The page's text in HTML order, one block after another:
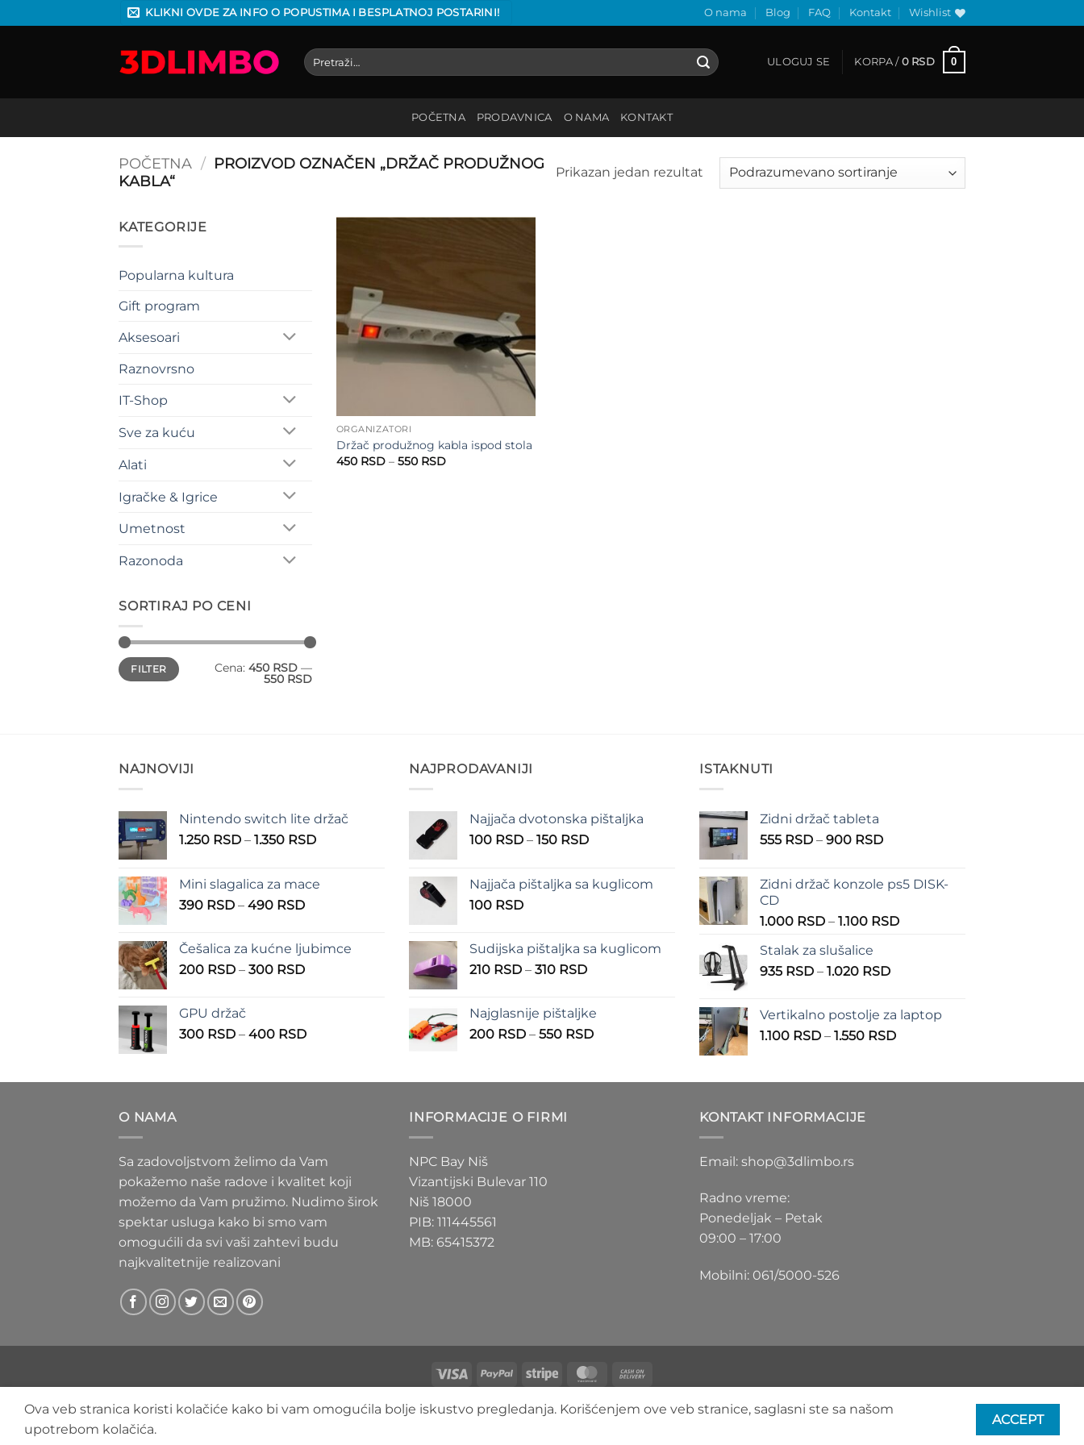
na
KLIKNI OVDE ZA INFO O POPUSTIMA I BESPLATNOJ POSTARINI! O nama Blog FAQ Kontakt Wishlist
Pretraga
za:
ULOGUJ SE KORPA / 0 RSD 0
POČETNA PRODAVNICA O NAMA KONTAKT
POČETNA / PROIZVOD OZNAČEN „DRŽAČ PRODUŽNOG
KABLA“
Prikazan jedan rezultat
KATEGORIJE
Popularna kultura
Gift program
Aksesoari
Raznovrsno
IT-Shop
Sve za kuću
Alati
Igračke & Igrice
Umetnost
Razonoda
SORTIRAJ PO CENI
Minimalna
cena
Maksimalna
cenaFILTER Cena: 450 RSD —
550 RSD
ORGANIZATORI
Držač produžnog kabla ispod stola
450 RSD – 550 RSDRaspon
NAJNOVIJI
Nintendo switch lite držač
1.250 RSD – 1.350 RSDRaspon
1.250 RSD
Mini slagalica za mace
390 RSD – 490 RSDRaspon
390 RSD
do
Češalica za kućne ljubimce
200 RSD – 300 RSDRaspon
do
GPU držač
300 RSD – 400 RSDRaspon
300 RSD
NAJPRODAVANIJI
Najjača dvotonska pištaljka
100 RSD – 150 RSDRaspon
100 RSD
Najjača pištaljka sa kuglicom
100 RSD
Sudijska pištaljka sa kuglicom
210 RSD – 310 RSDRaspon
210 RSD
do
Najglasnije pištaljke
200 RSD – 550 RSDRaspon
200 RSD
ISTAKNUTI
Zidni držač tableta
555 RSD – 900 RSDRaspon
555 RSD
900 RSD
Zidni držač konzole ps5 DISK-
CD
1.000 RSD – 1.100 RSDRaspon
Stalak za slušalice
935 RSD – 1.020 RSDRaspon
935 RSD
do
Vertikalno postolje za laptop
1.100 RSD – 1.550 RSDRaspon
1.100 RSD
O NAMA
Sa zadovoljstvom želimo da Vam
pokažemo naše radove i kvalitet koji
možemo da Vam pružimo. Nudimo širok
spektar usluga kako bi smo vam
omogućili da svi vaši zahtevi budu
najkvalitetnije realizovani
INFORMACIJE O FIRMI
NPC Bay Niš
Vizantijski Bulevar 110
Niš 18000
PIB: 111445561
MB: 65415372
KONTAKT INFORMACIJE
Email: shop@3dlimbo.rs
Radno vreme:
Ponedeljak – Petak
09:00 – 17:00
Mobilni: 061/5000-526
Visa PayPal Stripe MasterCard
On
Delivery
O NAMA BLOG FAQ KONTAKT
Ova veb stranica koristi kolačiće kako bi vam omogućila bolje iskustvo pregledanja. Korišćenjem ove veb stranice, saglasni ste sa našom
upotrebom kolačića.
ACCEPT